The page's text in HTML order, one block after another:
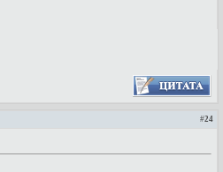
#24